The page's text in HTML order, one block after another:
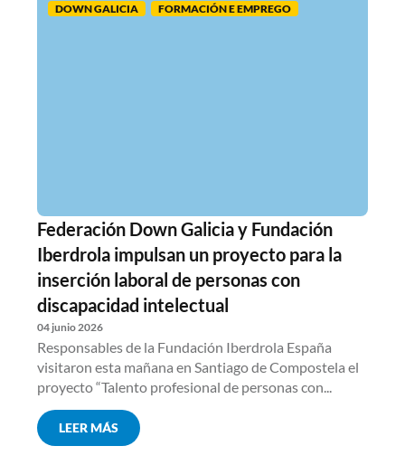
DOWN GALICIA FORMACIÓN E EMPREGO
Federación Down Galicia y Fundación
Iberdrola impulsan un proyecto para la
inserción laboral de personas con
discapacidad intelectual
04 junio 2026
Responsables de la Fundación Iberdrola España
visitaron esta mañana en Santiago de Compostela el
proyecto “Talento profesional de personas con...
LEER MÁS